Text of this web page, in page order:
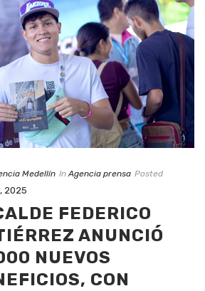
Medellín In Agencia prensa Posted
2025
FEDERICO
ANUNCIÓ
NUEVOS
CON